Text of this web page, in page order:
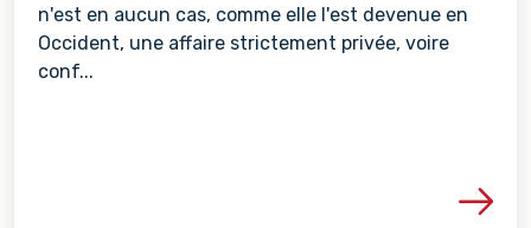
n'est en aucun cas, comme elle l'est devenue en
Occident, une affaire strictement privée, voire
conf...
Voir les détails de la